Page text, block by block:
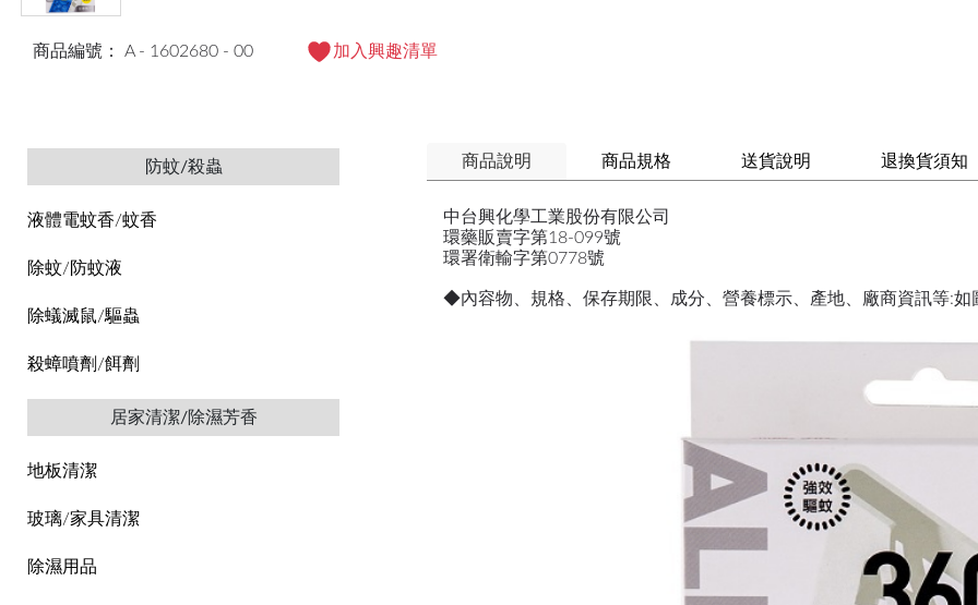
商品編號： A - 1602680 - 00 加入興趣清單
防蚊/殺蟲
液體電蚊香/蚊香
除蚊/防蚊液
除蟻滅鼠/驅蟲
殺蟑噴劑/餌劑
居家清潔/除濕芳香
地板清潔
玻璃/家具清潔
除濕用品
商品說明 商品規格 送貨說明 退換貨須知
中台興化學工業股份有限公司
環藥販賣字第18-099號
環署衛輸字第0778號
◆內容物、規格、保存期限、成分、營養標示、產地、廠商資訊等:如